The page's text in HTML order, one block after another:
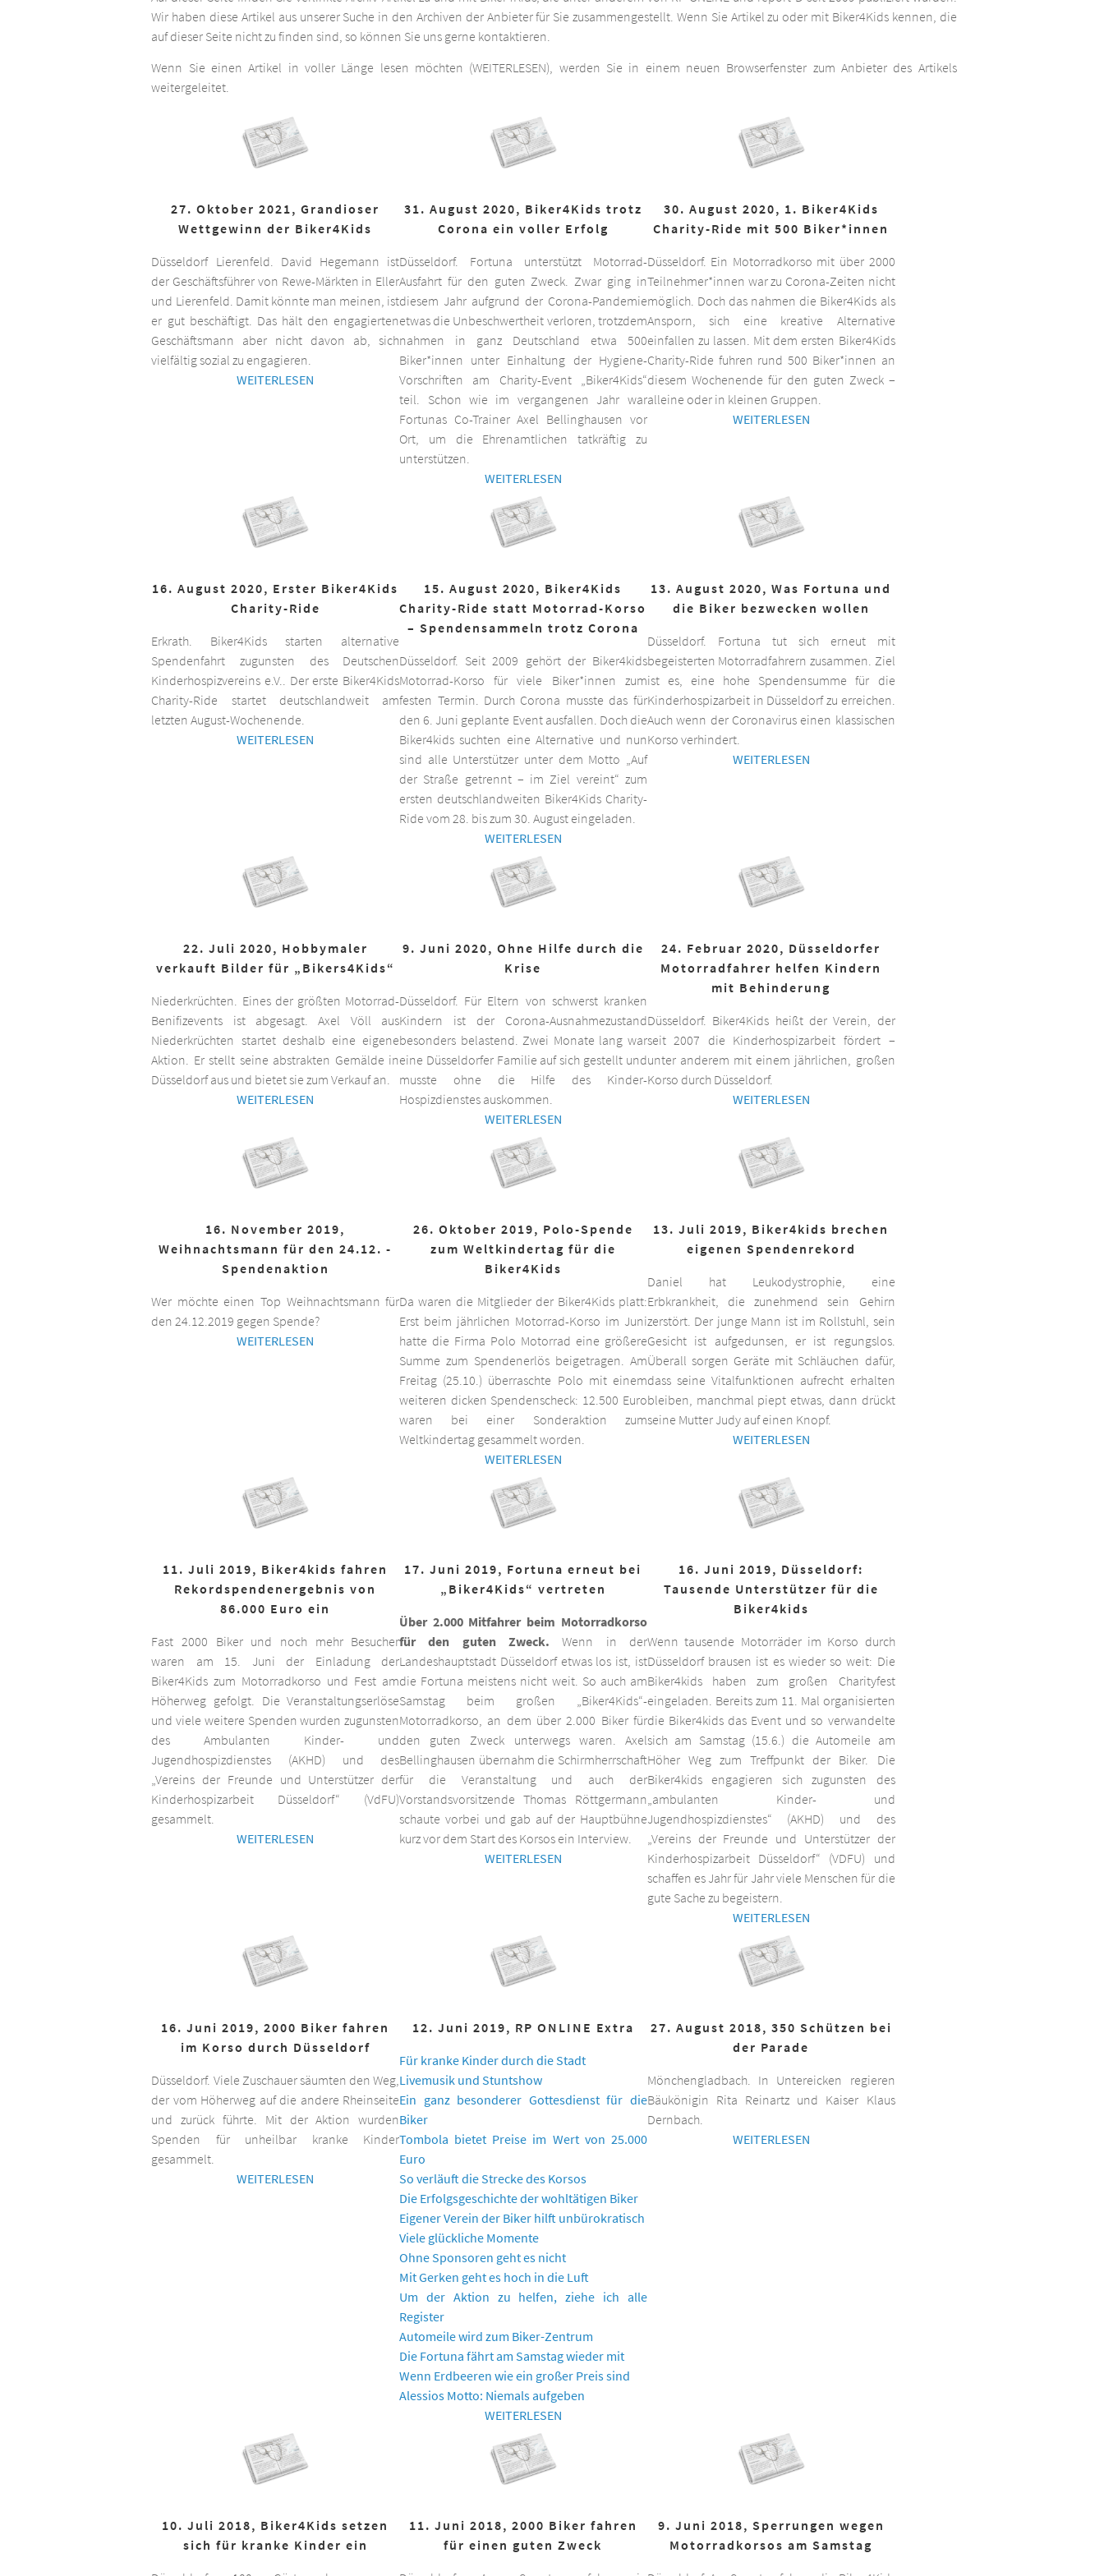
Wir haben diese Artikel aus unserer Suche in den Archiven der Anbieter für Sie zusammengestellt. Wenn Sie Artikel zu oder mit Biker4Kids kennen, die
auf dieser Seite nicht zu finden sind, so können Sie uns gerne kontaktieren.
Wenn Sie einen Artikel in voller Länge lesen möchten (WEITERLESEN), werden Sie in einem neuen Browserfenster zum Anbieter des Artikels
weitergeleitet.
27. Oktober 2021, Grandioser
Wettgewinn der Biker4Kids
Düsseldorf Lierenfeld. David Hegemann ist
der Geschäftsführer von Rewe-Märkten in Eller
und Lierenfeld. Damit könnte man meinen, ist
er gut beschäftigt. Das hält den engagierten
Geschäftsmann aber nicht davon ab, sich
vielfältig sozial zu engagieren.
WEITERLESEN
31. August 2020, Biker4Kids trotz
Corona ein voller Erfolg
Düsseldorf. Fortuna unterstützt Motorrad-
Ausfahrt für den guten Zweck. Zwar ging in
diesem Jahr aufgrund der Corona-Pandemie
etwas die Unbeschwertheit verloren, trotzdem
nahmen in ganz Deutschland etwa 500
Biker*innen unter Einhaltung der Hygiene-
Vorschriften am Charity-Event „Biker4Kids“
teil. Schon wie im vergangenen Jahr war
Fortunas Co-Trainer Axel Bellinghausen vor
Ort, um die Ehrenamtlichen tatkräftig zu
unterstützen.
WEITERLESEN
30. August 2020, 1. Biker4Kids
Charity-Ride mit 500 Biker*innen
Düsseldorf. Ein Motorradkorso mit über 2000
Teilnehmer*innen war zu Corona-Zeiten nicht
möglich. Doch das nahmen die Biker4Kids als
Ansporn, sich eine kreative Alternative
einfallen zu lassen. Mit dem ersten Biker4Kids
Charity-Ride fuhren rund 500 Biker*innen an
diesem Wochenende für den guten Zweck –
alleine oder in kleinen Gruppen.
WEITERLESEN
16. August 2020, Erster Biker4Kids
Charity-Ride
Erkrath. Biker4Kids starten alternative
Spendenfahrt zugunsten des Deutschen
Kinderhospizvereins e.V.. Der erste Biker4Kids
Charity-Ride startet deutschlandweit am
letzten August-Wochenende.
WEITERLESEN
15. August 2020, Biker4Kids
Charity-Ride statt Motorrad-Korso
– Spendensammeln trotz Corona
Düsseldorf. Seit 2009 gehört der Biker4kids
Motorrad-Korso für viele Biker*innen zum
festen Termin. Durch Corona musste das für
den 6. Juni geplante Event ausfallen. Doch die
Biker4kids suchten eine Alternative und nun
sind alle Unterstützer unter dem Motto „Auf
der Straße getrennt – im Ziel vereint“ zum
ersten deutschlandweiten Biker4Kids Charity-
Ride vom 28. bis zum 30. August eingeladen.
WEITERLESEN
13. August 2020, Was Fortuna und
die Biker bezwecken wollen
Düsseldorf. Fortuna tut sich erneut mit
begeisterten Motorradfahrern zusammen. Ziel
ist es, eine hohe Spendensumme für die
Kinderhospizarbeit in Düsseldorf zu erreichen.
Auch wenn der Coronavirus einen klassischen
Korso verhindert.
WEITERLESEN
22. Juli 2020, Hobbymaler
verkauft Bilder für „Bikers4Kids“
Niederkrüchten. Eines der größten Motorrad-
Benifizevents ist abgesagt. Axel Völl aus
Niederkrüchten startet deshalb eine eigene
Aktion. Er stellt seine abstrakten Gemälde in
Düsseldorf aus und bietet sie zum Verkauf an.
WEITERLESEN
9. Juni 2020, Ohne Hilfe durch die
Krise
Düsseldorf. Für Eltern von schwerst kranken
Kindern ist der Corona-Ausnahmezustand
besonders belastend. Zwei Monate lang war
eine Düsseldorfer Familie auf sich gestellt und
musste ohne die Hilfe des Kinder-
Hospizdienstes auskommen.
WEITERLESEN
24. Februar 2020, Düsseldorfer
Motorradfahrer helfen Kindern
mit Behinderung
Düsseldorf. Biker4Kids heißt der Verein, der
seit 2007 die Kinderhospizarbeit fördert –
unter anderem mit einem jährlichen, großen
Korso durch Düsseldorf.
WEITERLESEN
16. November 2019,
Weihnachtsmann für den 24.12. -
Spendenaktion
Wer möchte einen Top Weihnachtsmann für
den 24.12.2019 gegen Spende?
WEITERLESEN
26. Oktober 2019, Polo-Spende
zum Weltkindertag für die
Biker4Kids
Da waren die Mitglieder der Biker4Kids platt:
Erst beim jährlichen Motorrad-Korso im Juni
hatte die Firma Polo Motorrad eine größere
Summe zum Spendenerlös beigetragen. Am
Freitag (25.10.) überraschte Polo mit einem
weiteren dicken Spendenscheck: 12.500 Euro
waren bei einer Sonderaktion zum
Weltkindertag gesammelt worden.
WEITERLESEN
13. Juli 2019, Biker4kids brechen
eigenen Spendenrekord
Daniel hat Leukodystrophie, eine
Erbkrankheit, die zunehmend sein Gehirn
zerstört. Der junge Mann ist im Rollstuhl, sein
Gesicht ist aufgedunsen, er ist regungslos.
Überall sorgen Geräte mit Schläuchen dafür,
dass seine Vitalfunktionen aufrecht erhalten
bleiben, manchmal piept etwas, dann drückt
seine Mutter Judy auf einen Knopf.
WEITERLESEN
11. Juli 2019, Biker4kids fahren
Rekordspendenergebnis von
86.000 Euro ein
Fast 2000 Biker und noch mehr Besucher
waren am 15. Juni der Einladung der
Biker4Kids zum Motorradkorso und Fest am
Höherweg gefolgt. Die Veranstaltungserlöse
und viele weitere Spenden wurden zugunsten
des Ambulanten Kinder- und
Jugendhospizdienstes (AKHD) und des
„Vereins der Freunde und Unterstützer der
Kinderhospizarbeit Düsseldorf“ (VdFU)
gesammelt.
WEITERLESEN
17. Juni 2019, Fortuna erneut bei
„Biker4Kids“ vertreten
Über 2.000 Mitfahrer beim Motorradkorso
für den guten Zweck. Wenn in der
Landeshauptstadt Düsseldorf etwas los ist, ist
die Fortuna meistens nicht weit. So auch am
Samstag beim großen „Biker4Kids“-
Motorradkorso, an dem über 2.000 Biker für
den guten Zweck unterwegs waren. Axel
Bellinghausen übernahm die Schirmherrschaft
für die Veranstaltung und auch der
Vorstandsvorsitzende Thomas Röttgermann
schaute vorbei und gab auf der Hauptbühne
kurz vor dem Start des Korsos ein Interview.
WEITERLESEN
16. Juni 2019, Düsseldorf:
Tausende Unterstützer für die
Biker4kids
Wenn tausende Motorräder im Korso durch
Düsseldorf brausen ist es wieder so weit: Die
Biker4kids haben zum großen Charityfest
eingeladen. Bereits zum 11. Mal organisierten
die Biker4kids das Event und so verwandelte
sich am Samstag (15.6.) die Automeile am
Höher Weg zum Treffpunkt der Biker. Die
Biker4kids engagieren sich zugunsten des
„ambulanten Kinder- und
Jugendhospizdienstes“ (AKHD) und des
„Vereins der Freunde und Unterstützer der
Kinderhospizarbeit Düsseldorf“ (VDFU) und
schaffen es Jahr für Jahr viele Menschen für die
gute Sache zu begeistern.
WEITERLESEN
16. Juni 2019, 2000 Biker fahren
im Korso durch Düsseldorf
Düsseldorf. Viele Zuschauer säumten den Weg,
der vom Höherweg auf die andere Rheinseite
und zurück führte. Mit der Aktion wurden
Spenden für unheilbar kranke Kinder
gesammelt.
WEITERLESEN
12. Juni 2019, RP ONLINE Extra
Für kranke Kinder durch die Stadt
Livemusik und Stuntshow
Ein ganz besonderer Gottesdienst für die
Biker
Tombola bietet Preise im Wert von 25.000
Euro
So verläuft die Strecke des Korsos
Die Erfolgsgeschichte der wohltätigen Biker
Eigener Verein der Biker hilft unbürokratisch
Viele glückliche Momente
Ohne Sponsoren geht es nicht
Mit Gerken geht es hoch in die Luft
Um der Aktion zu helfen, ziehe ich alle
Register
Automeile wird zum Biker-Zentrum
Die Fortuna fährt am Samstag wieder mit
Wenn Erdbeeren wie ein großer Preis sind
Alessios Motto: Niemals aufgeben
WEITERLESEN
27. August 2018, 350 Schützen bei
der Parade
Mönchengladbach. In Untereicken regieren
Bäukönigin Rita Reinartz und Kaiser Klaus
Dernbach.
WEITERLESEN
10. Juli 2018, Biker4Kids setzen
sich für kranke Kinder ein
11. Juni 2018, 2000 Biker fahren
für einen guten Zweck
9. Juni 2018, Sperrungen wegen
Motorradkorsos am Samstag